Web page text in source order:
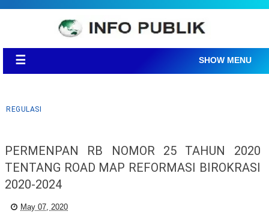
☰ SHOW MENU
REGULASI
PERMENPAN RB NOMOR 25 TAHUN 2020
TENTANG ROAD MAP REFORMASI BIROKRASI
2020-2024
May 07, 2020